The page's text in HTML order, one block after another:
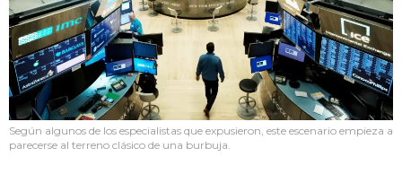
Según algunos de los especialistas que expusieron, este escenario empieza a
parecerse al terreno clásico de una burbuja.